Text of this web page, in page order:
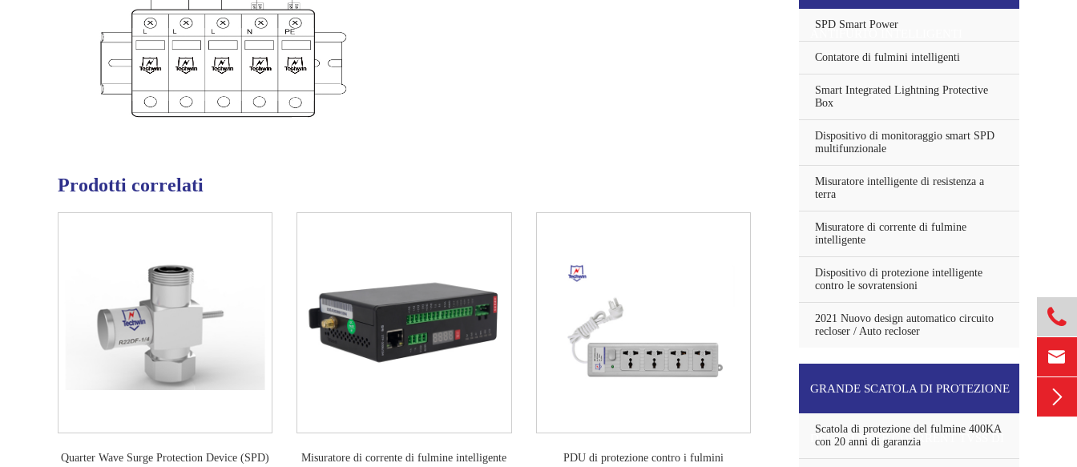
Prodotti correlati
Quarter Wave Surge Protection Device (SPD)
Misuratore di corrente di fulmine intelligente PDU di protezione contro i fulmini
SPD Smart Power
Contatore di fulmini intelligenti
Smart Integrated Lightning Protective
Box
Dispositivo di monitoraggio smart SPD
multifunzionale
Misuratore intelligente di resistenza a
terra
Misuratore di corrente di fulmine
intelligente
Dispositivo di protezione intelligente
contro le sovratensioni
2021 Nuovo design automatico circuito
recloser / Auto recloser
GRANDE SCATOLA DI PROTEZIONE
DEL FULMINE CURRRENT TVSS DI
Scatola di protezione del fulmine 400KA
con 20 anni di garanzia


